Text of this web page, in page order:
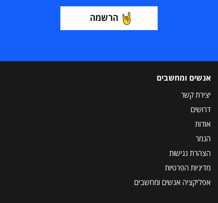
הרשמה
אנשים ומחשבים
יצירת קשר
דרושים
אודות
הנמר
הצהרת נגישות
מדיניות הפרטיות
אפליקציה אנשים ומחשבים